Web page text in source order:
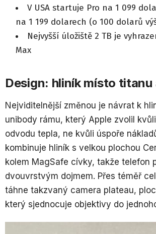
V USA startuje Pro na 1 099
na 1 199 dolarech (o 100 dolarů
Nejvyšší úložiště 2 TB je
Max
Design: hliník místo
Nejviditelnější změnou je návrat k
unibody rámu, který Apple zvolil
odvodu tepla, ne kvůli úspoře
kombinuje hliník s velkou plochou
kolem MagSafe cívky, takže telefon
dvouvrstvým dojmem. Přes téměř
táhne takzvaný camera plateau,
který sjednocuje objektivy do